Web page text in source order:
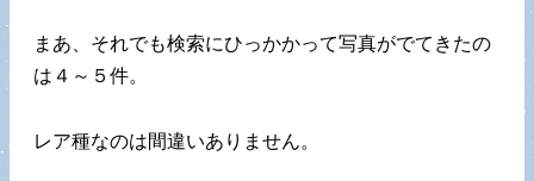
まあ、それでも検索にひっかかって写真がでてきたの
は４～５件。
レア種なのは間違いありません。